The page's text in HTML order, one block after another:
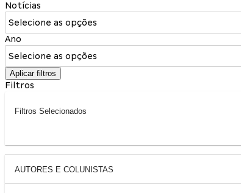
Notícias
Selecione as opções
Ano
Selecione as opções
Aplicar filtros
Filtros
Filtros Selecionados
AUTORES E COLUNISTAS